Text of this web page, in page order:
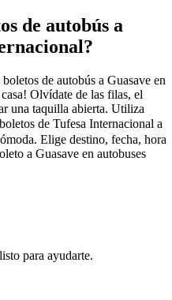
de autobús a
de autobús a Guasave en
Olvídate de las filas, el
una taquilla abierta. Utiliza
de Tufesa Internacional a
Elige destino, fecha, hora
a Guasave en autobuses
para ayudarte.